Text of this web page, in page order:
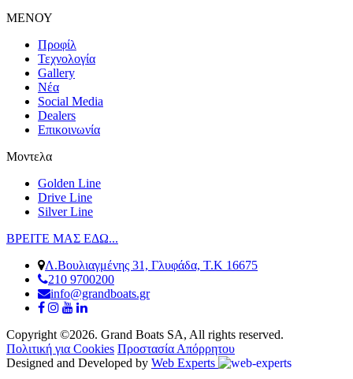
ΜΕΝΟΥ
Προφίλ
Τεχνολογία
Gallery
Νέα
Social Media
Dealers
Επικοινωνία
Μοντελα
Golden Line
Drive Line
Silver Line
ΒΡΕΙΤΕ ΜΑΣ ΕΔΩ...
Λ.Βουλιαγμένης 31, Γλυφάδα, Τ.Κ 16675
210 9700200
info@grandboats.gr
Copyright ©2026. Grand Boats SA, All rights reserved.
Πολιτική για Cookies Προστασία Απόρρητου
Designed and Developed by Web Experts